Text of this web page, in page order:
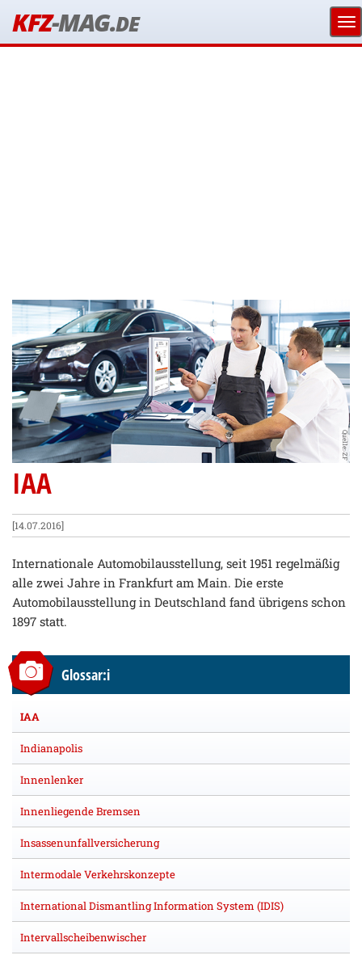
KFZ-MAG.DE
Quelle: ZF
IAA
[14.07.2016]
Internationale Automobilausstellung, seit 1951 regelmäßig
alle zwei Jahre in Frankfurt am Main. Die erste
Automobilausstellung in Deutschland fand übrigens schon
1897 statt.
Glossar:i
IAA
Indianapolis
Innenlenker
Innenliegende Bremsen
Insassenunfallversicherung
Intermodale Verkehrskonzepte
International Dismantling Information System (IDIS)
Intervallscheibenwischer